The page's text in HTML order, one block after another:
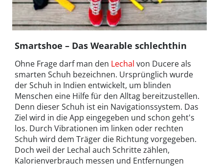
Smartshoe – Das Wearable schlechthin
Ohne Frage darf man den Lechal von Ducere als
smarten Schuh bezeichnen. Ursprünglich wurde
der Schuh in Indien entwickelt, um blinden
Menschen eine Hilfe für den Alltag bereitzustellen.
Denn dieser Schuh ist ein Navigationssystem. Das
Ziel wird in die App eingegeben und schon geht's
los. Durch Vibrationen im linken oder rechten
Schuh wird dem Träger die Richtung vorgegeben.
Doch weil der Lechal auch Schritte zählen,
Kalorienverbrauch messen und Entfernungen